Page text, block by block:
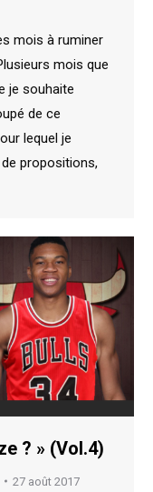
mois à ruminer
mois que
je souhaite
de ce
lequel je
de propositions,
? » (Vol.4)
27 août 2017